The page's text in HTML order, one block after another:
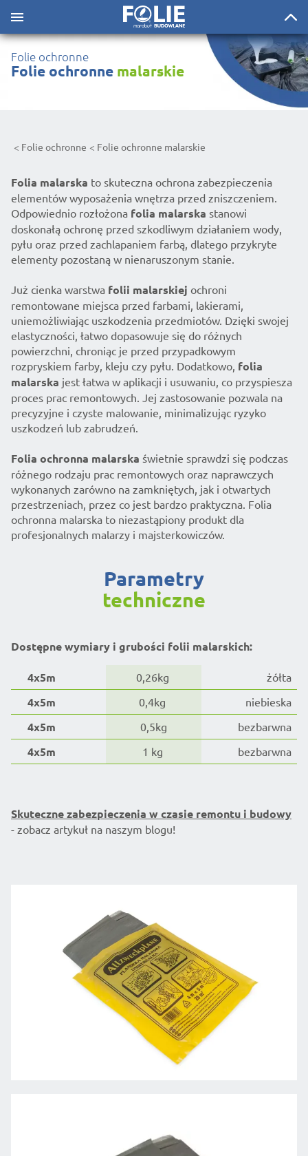
Folie ochronne
Folie ochronne malarskie
Folie ochronne Folie ochronne malarskie
Folia malarska to skuteczna ochrona zabezpieczenia
elementów wyposażenia wnętrza przed zniszczeniem.
Odpowiednio rozłożona folia malarska stanowi
doskonałą ochronę przed szkodliwym działaniem wody,
pyłu oraz przed zachlapaniem farbą, dlatego przykryte
elementy pozostaną w nienaruszonym stanie.
Już cienka warstwa folii malarskiej ochroni
remontowane miejsca przed farbami, lakierami,
uniemożliwiając uszkodzenia przedmiotów. Dzięki swojej
elastyczności, łatwo dopasowuje się do różnych
powierzchni, chroniąc je przed przypadkowym
rozpryskiem farby, kleju czy pyłu. Dodatkowo, folia
malarska jest łatwa w aplikacji i usuwaniu, co przyspiesza
proces prac remontowych. Jej zastosowanie pozwala na
precyzyjne i czyste malowanie, minimalizując ryzyko
uszkodzeń lub zabrudzeń.
Folia ochronna malarska świetnie sprawdzi się podczas
różnego rodzaju prac remontowych oraz naprawczych
wykonanych zarówno na zamkniętych, jak i otwartych
przestrzeniach, przez co jest bardzo praktyczna. Folia
ochronna malarska to niezastąpiony produkt dla
profesjonalnych malarzy i majsterkowiczów.
parametry
techniczne
Dostępne wymiary i grubości folii malarskich:
4x5m 0,26kg żółta
4x5m 0,4kg niebieska
4x5m 0,5kg bezbarwna
4x5m 1 kg bezbarwna
Skuteczne zabezpieczenia w czasie remontu i budowy
- zobacz artykuł na naszym blogu!